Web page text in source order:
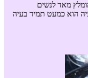
מאד לנשים
הוא כמעט תמיד בעיה